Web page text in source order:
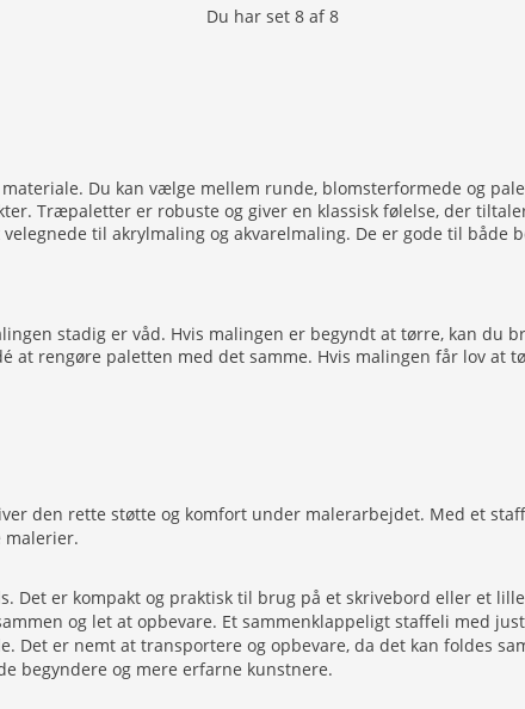
Du har set 8 af 8
Du kan vælge mellem runde, blomsterformede og
Træpaletter er robuste og giver en klassisk følelse, der
til akrylmaling og akvarelmaling. De er gode til både
stadig er våd. Hvis malingen er begyndt at tørre, kan du
rengøre paletten med det samme. Hvis malingen får lov at
den rette støtte og komfort under malerarbejdet. Med et
malerier.
er kompakt og praktisk til brug på et skrivebord eller et
og let at opbevare. Et sammenklappeligt staffeli med
Det er nemt at transportere og opbevare, da det kan foldes
begyndere og mere erfarne kunstnere.